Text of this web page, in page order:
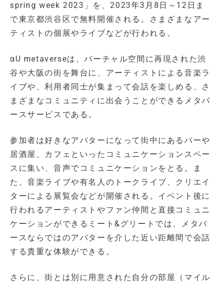
spring week 2023」を、2023年3月8日～12日ま
で東京都渋谷区で無料開催される。さまざまなアー
ティストの個展やライブなどが行われる。
αU metaverseは、バーチャル空間に再現された渋
谷や大阪の街を舞台に、アーティストによる音楽ラ
イブや、利用者同士が集まって会話を楽しめる、さ
まざまなコミュニティに出会うことができるメタバ
ースサービスである。
参加者は好きなアバターになって街中にあるバーや
居酒屋、カフェといったコミュニケーションスペー
スに集い、音声でコミュニケーションをとる。ま
た、音楽ライブや有名人のトークライブ、クリエイ
ターによる展覧会などが開催される。イベント後に
行われるアーティストやファン仲間と直接コミュニ
ケーションができるミート&グリートでは、メタバ
ースならではのアバターを介した近い距離間で会話
する貴重な体験ができる。
さらに、街とは別に用意された自分の部屋（マイル